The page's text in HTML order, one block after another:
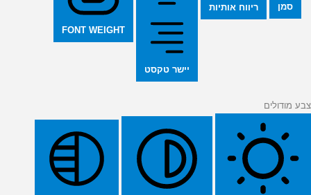
סמן ריווח אותיות
יישר טקסט
FONT WEIGHT
צבע מודולים